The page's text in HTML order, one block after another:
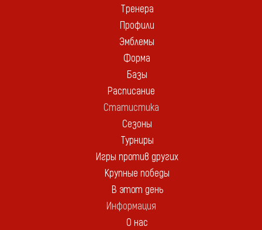
Тренера
Профили
Эмблемы
Форма
Базы
Расписание
Статистика
Сезоны
Турниры
Игры против других
Крупные победы
В этот день
Информация
О нас